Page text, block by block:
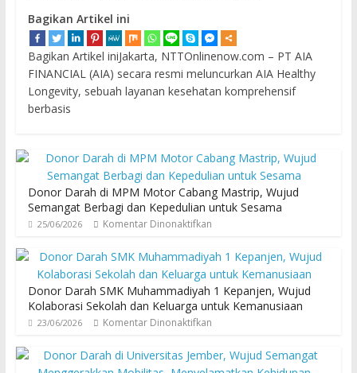
Bagikan Artikel ini
Bagikan Artikel iniJakarta, NTTOnlinenow.com – PT AIA
FINANCIAL (AIA) secara resmi meluncurkan AIA Healthy
Longevity, sebuah layanan kesehatan komprehensif
berbasis
Donor Darah di MPM Motor Cabang Mastrip, Wujud
Semangat Berbagi dan Kepedulian untuk Sesama
25/06/2026 Komentar Dinonaktifkan
Donor Darah SMK Muhammadiyah 1 Kepanjen, Wujud
Kolaborasi Sekolah dan Keluarga untuk Kemanusiaan
23/06/2026 Komentar Dinonaktifkan